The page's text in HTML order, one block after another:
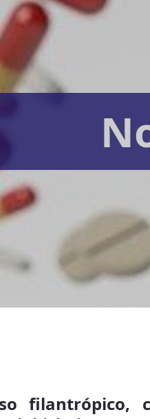
filantrópico,